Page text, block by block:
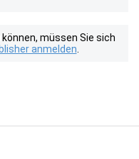
müssen Sie sich
anmelden